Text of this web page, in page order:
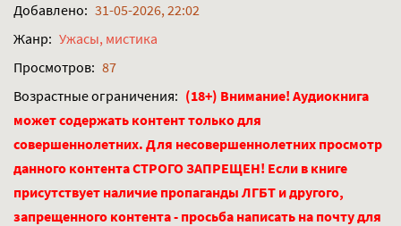
Добавлено: 31-05-2026, 22:02
Жанр: Ужасы, мистика
Просмотров: 87
Возрастные ограничения: (18+) Внимание! Аудиокнига
может содержать контент только для
совершеннолетних. Для несовершеннолетних просмотр
данного контента СТРОГО ЗАПРЕЩЕН! Если в книге
присутствует наличие пропаганды ЛГБТ и другого,
запрещенного контента - просьба написать на почту для